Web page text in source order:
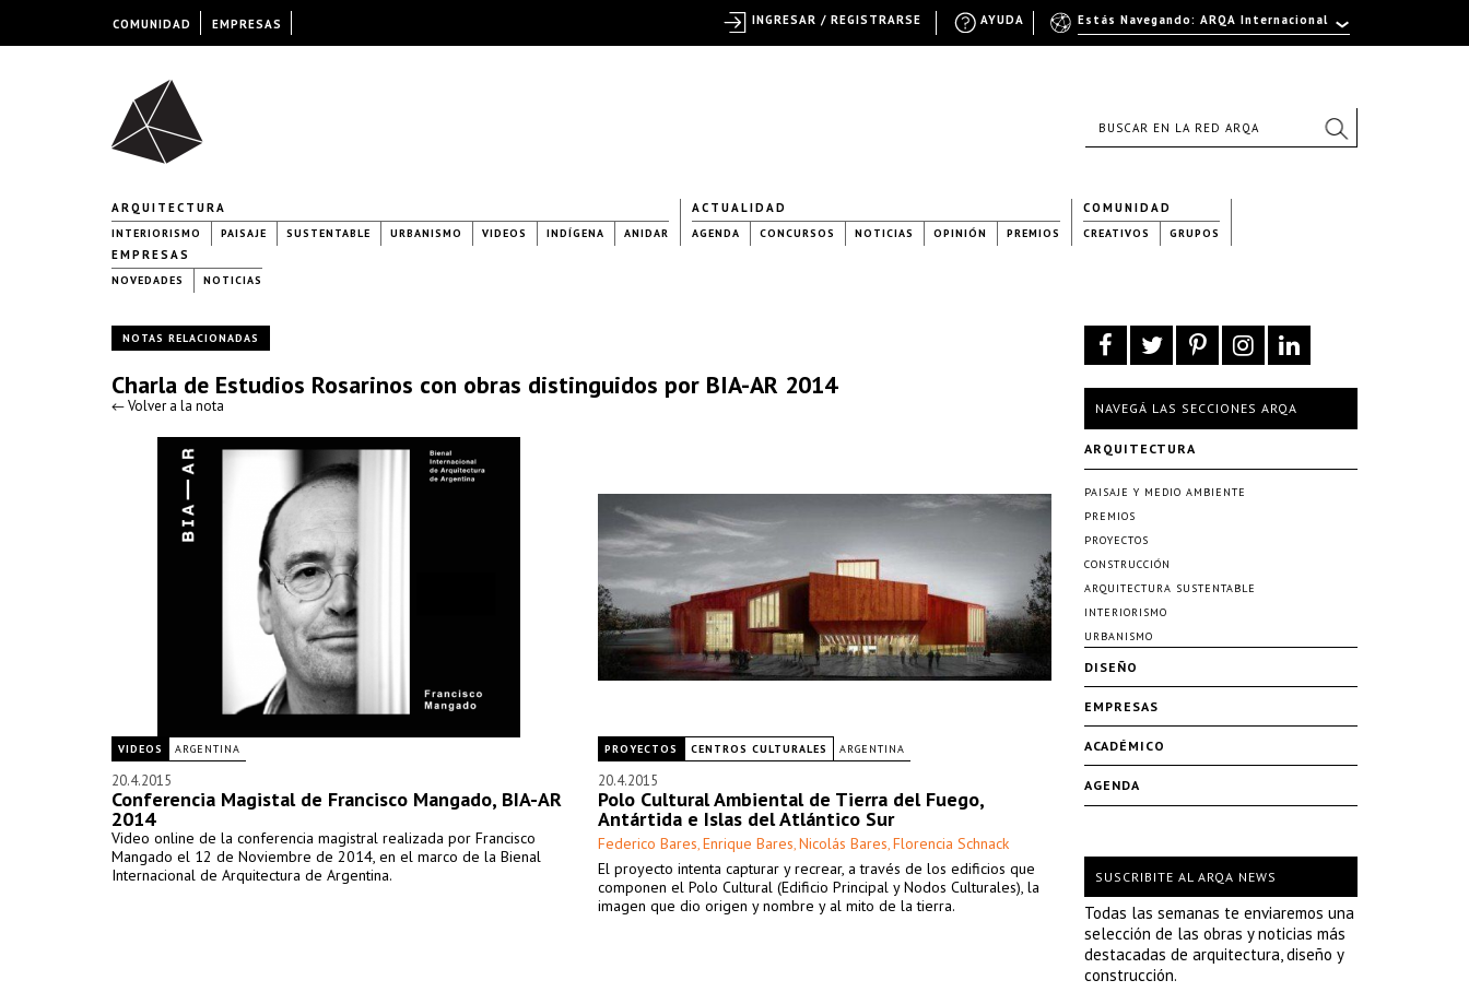
ARQUITECTURA
INTERIORISMO PAISAJE SUSTENTABLE URBANISMO VIDEOS INDÍGENA ANIDAR
ACTUALIDAD
AGENDA CONCURSOS NOTICIAS OPINIÓN PREMIOS
COMUNIDAD
CREATIVOS GRUPOS
EMPRESAS
NOVEDADES NOTICIAS
NOTAS RELACIONADAS
Charla de Estudios Rosarinos con obras distinguidos por BIA-AR 2014
← Volver a la nota
VIDEOS ARGENTINA
20.4.2015
Conferencia Magistal de Francisco Mangado, BIA-AR
2014
Video online de la conferencia magistral realizada por Francisco
Mangado el 12 de Noviembre de 2014, en el marco de la Bienal
Internacional de Arquitectura de Argentina.
PROYECTOS CENTROS CULTURALES ARGENTINA
20.4.2015
Polo Cultural Ambiental de Tierra del Fuego,
Antártida e Islas del Atlántico Sur
Federico Bares, Enrique Bares, Nicolás Bares, Florencia Schnack
El proyecto intenta capturar y recrear, a través de los edificios que
componen el Polo Cultural (Edificio Principal y Nodos Culturales), la
imagen que dio origen y nombre y al mito de la tierra.
NAVEGÁ LAS SECCIONES ARQA
ARQUITECTURA
PAISAJE Y MEDIO AMBIENTE
PREMIOS
PROYECTOS
CONSTRUCCIÓN
ARQUITECTURA SUSTENTABLE
INTERIORISMO
URBANISMO
DISEÑO
EMPRESAS
ACADÉMICO
AGENDA
SUSCRIBITE AL ARQA NEWS
Todas las semanas te enviaremos una
selección de las obras y noticias más
destacadas de arquitectura, diseño y
construcción.
COMUNIDAD EMPRESAS Estás Navegando: ARQA Internacional
AYUDA
INGRESAR / REGISTRARSE